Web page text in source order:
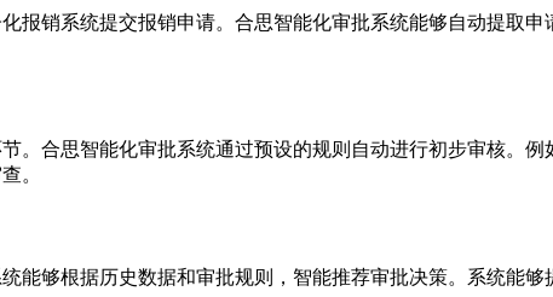
报销系统提交报销申请。合思智能化审批系统能够自动提取
。合思智能化审批系统通过预设的规则自动进行初步审核。
。
能够根据历史数据和审批规则，智能推荐审批决策。系统能